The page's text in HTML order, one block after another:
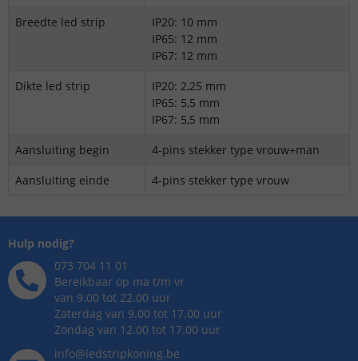
Breedte led strip
IP20: 10 mm
IP65: 12 mm
IP67: 12 mm
Dikte led strip
IP20: 2,25 mm
IP65: 5,5 mm
IP67: 5,5 mm
Aansluiting begin
4-pins stekker type vrouw+man
Aansluiting einde
4-pins stekker type vrouw
Hulp nodig?
073 704 11 01
Bereikbaar op ma t/m vr
van 9.00 tot 22.00 uur
Zaterdag van 9.00 tot 17.00 uur
Zondag van 12.00 tot 17.00 uur
info@ledstripkoning.be